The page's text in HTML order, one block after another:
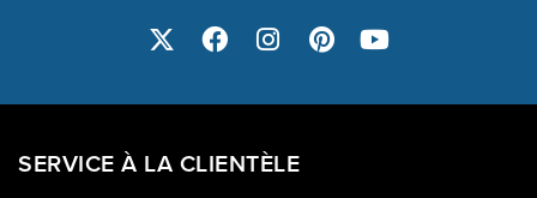
SERVICE À LA CLIENTÈLE